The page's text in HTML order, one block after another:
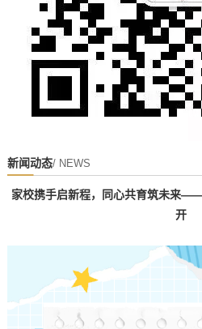
新闻动态/ NEWS
家校携手启新程，同心共育筑未来
开